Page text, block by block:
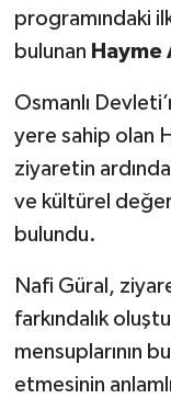
programındaki
bulunan Hayme
Osmanlı
yere sahip olan
ziyaretin
ve kültürel
bulundu.
Nafi Güral,
farkındalık
mensuplarının
etmesinin